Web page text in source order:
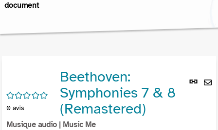
document
Lien
/5
0 avis
Beethoven:
Symphonies 7 & 8
(Remastered)
Musique audio | Music Me